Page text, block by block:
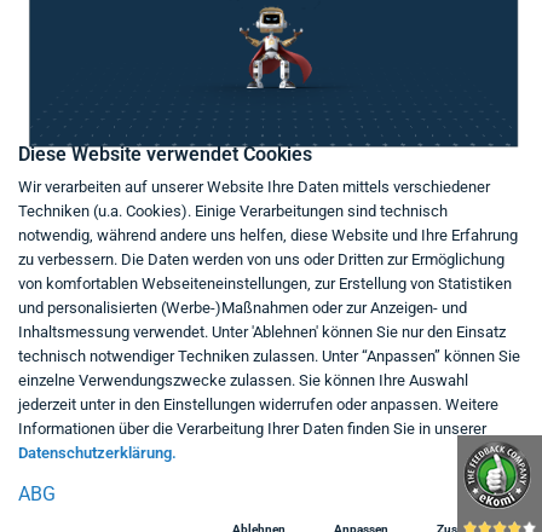
Diese Website verwendet Cookies
Wir verarbeiten auf unserer Website Ihre Daten mittels verschiedener
Techniken (u.a. Cookies). Einige Verarbeitungen sind technisch
notwendig, während andere uns helfen, diese Website und Ihre Erfahrung
zu verbessern. Die Daten werden von uns oder Dritten zur Ermöglichung
von komfortablen Webseiteneinstellungen, zur Erstellung von Statistiken
und personalisierten (Werbe-)Maßnahmen oder zur Anzeigen- und
Inhaltsmessung verwendet. Unter 'Ablehnen' können Sie nur den Einsatz
technisch notwendiger Techniken zulassen. Unter “Anpassen” können Sie
einzelne Verwendungszwecke zulassen. Sie können Ihre Auswahl
jederzeit unter in den Einstellungen widerrufen oder anpassen. Weitere
Informationen über die Verarbeitung Ihrer Daten finden Sie in unserer
Datenschutzerklärung.
Ablehnen Anpassen Zustimmen
ABG